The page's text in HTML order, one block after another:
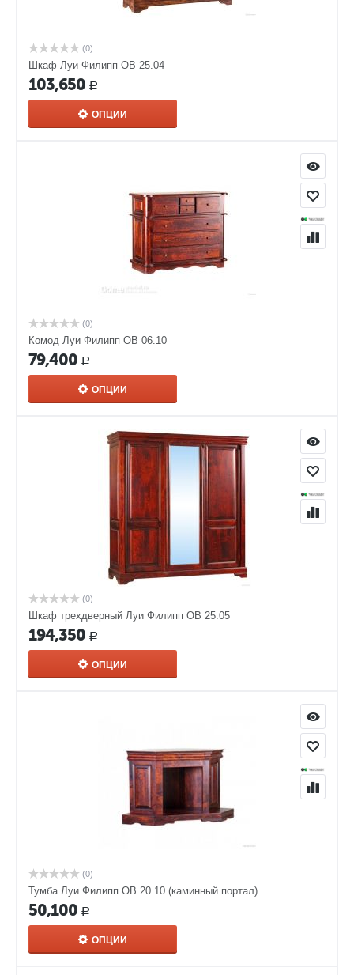
(0)
Шкаф Луи Филипп ОВ 25.04
103,650 Р
ОПЦИИ
(0)
Комод Луи Филипп ОВ 06.10
79,400 Р
ОПЦИИ
(0)
Шкаф трехдверный Луи Филипп ОВ 25.05
194,350 Р
ОПЦИИ
(0)
Тумба Луи Филипп ОВ 20.10 (каминный портал)
50,100 Р
ОПЦИИ